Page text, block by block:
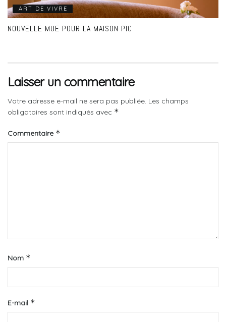
ART DE VIVRE
NOUVELLE MUE POUR LA MAISON PIC
Laisser un commentaire
Votre adresse e-mail ne sera pas publiée. Les champs
obligatoires sont indiqués avec *
Commentaire *
Nom *
E-mail *